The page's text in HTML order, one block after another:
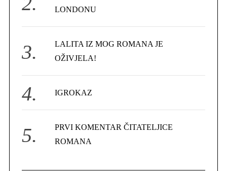
LONDONU
LALITA IZ MOG ROMANA JE
OŽIVJELA!
IGROKAZ
PRVI KOMENTAR ČITATELJICE
ROMANA